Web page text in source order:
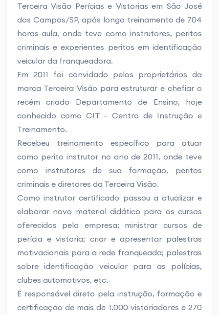
Terceira Visão Perícias e Vistorias em São José
dos Campos/SP, após longo treinamento de 704
horas-aula, onde teve como instrutores, peritos
criminais e experientes peritos em identificação
veicular da franqueadora.
Em 2011 foi convidado pelos proprietários da
marca Terceira Visão para estruturar e chefiar o
recém criado Departamento de Ensino, hoje
conhecido como CIT - Centro de Instrução e
Treinamento.
Recebeu treinamento específico para atuar
como perito instrutor no ano de 2011, onde teve
como instrutores de sua formação, peritos
criminais e diretores da Terceira Visão.
Como instrutor certificado passou a atualizar e
elaborar novo material didático para os cursos
oferecidos pela empresa; ministrar cursos de
perícia e vistoria; criar e apresentar palestras
motivacionais para a rede franqueada; palestras
sobre identificação veicular para as polícias,
clubes automotivos, etc.
É responsável direto pela instrução, formação e
certificação de mais de 1.000 vistoriadores e 270